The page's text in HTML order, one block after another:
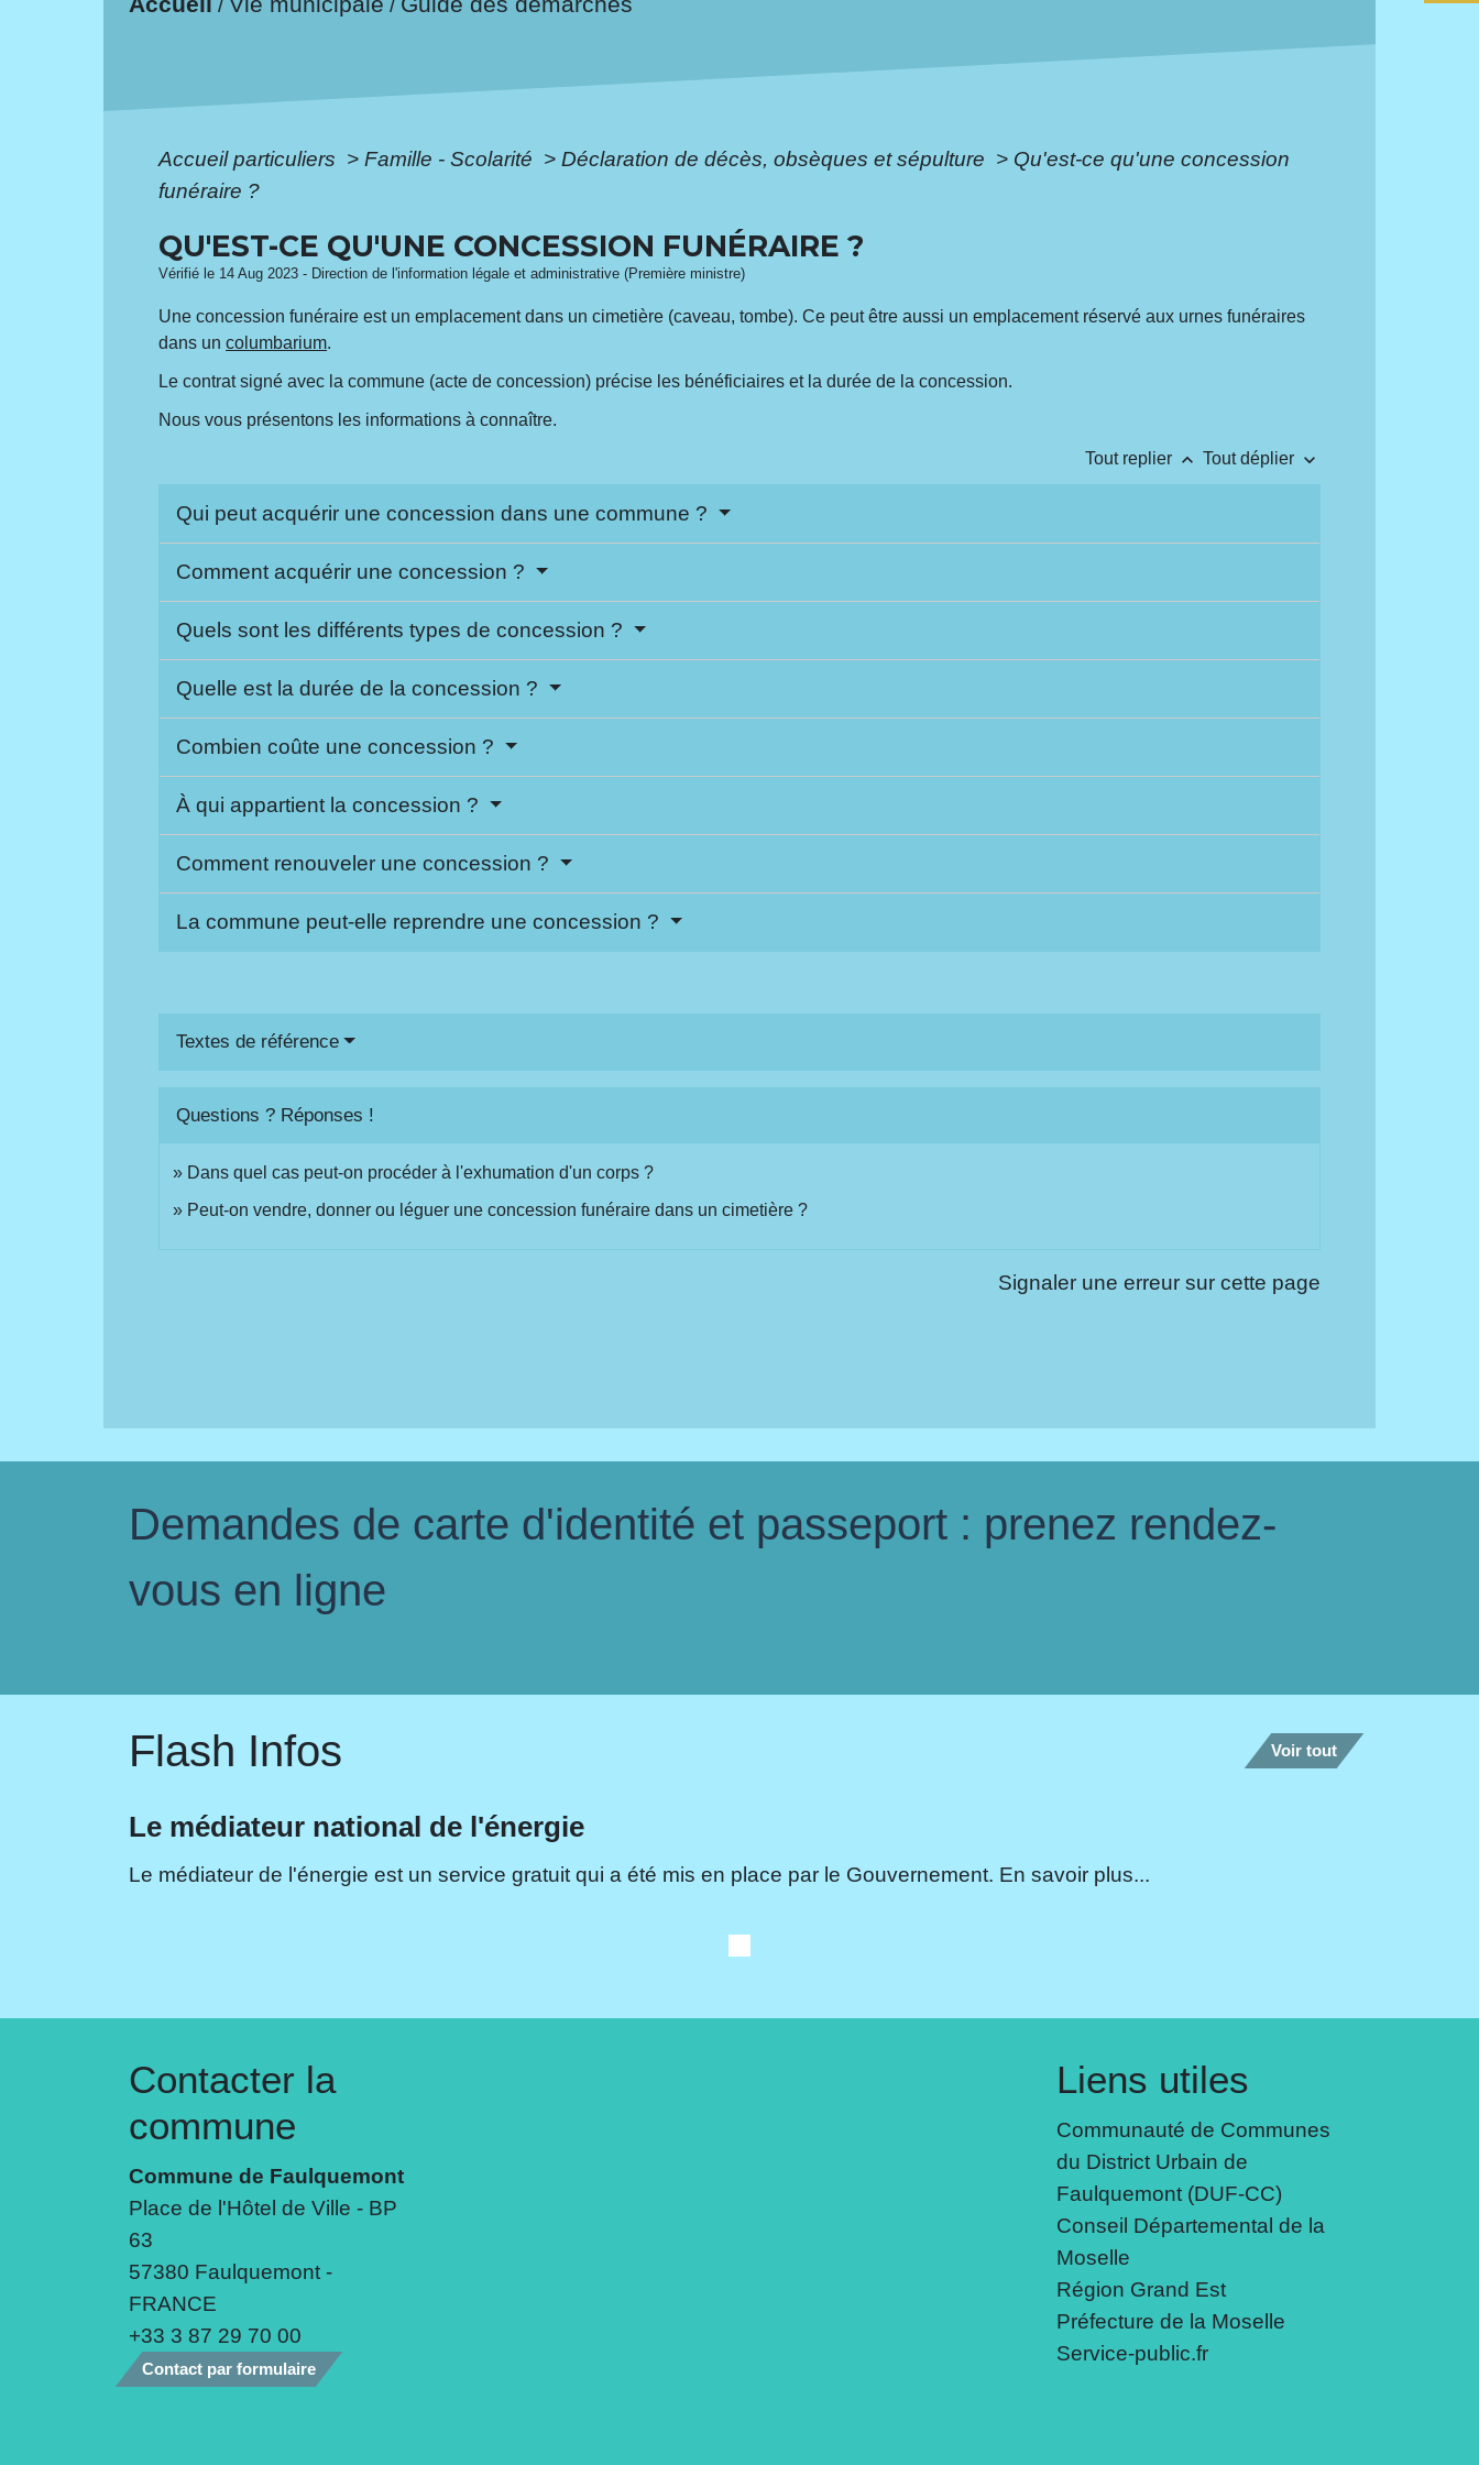
/ /
Accueil particuliers > Famille - Scolarité > Déclaration de décès, obsèques et sépulture > Qu'est-ce qu'une concession
funéraire ?
QU'EST-CE QU'UNE CONCESSION FUNÉRAIRE ?
Vérifié le 14 Aug 2023 - Direction de l'information légale et administrative (Première ministre)
Une concession funéraire est un emplacement dans un cimetière (caveau, tombe). Ce peut être aussi un emplacement réservé aux urnes funéraires
dans uncolumbarium.
Le contrat signé avec la commune (acte de concession) précise les bénéficiaires et la durée de la concession.
Nous vous présentons les informations à connaître.
Tout replier keyboard_arrow_up Tout déplier keyboard_arrow_down
Qui peut acquérir une concession dans une commune ?
Comment acquérir une concession ?
Quels sont les différents types de concession ?
Quelle est la durée de la concession ?
Combien coûte une concession ?
À qui appartient la concession ?
Comment renouveler une concession ?
La commune peut-elle reprendre une concession ?
Textes de référence
Questions ? Réponses !
Dans quel cas peut-on procéder à l'exhumation d'un corps ?
Peut-on vendre, donner ou léguer une concession funéraire dans un cimetière ?
Signaler une erreur sur cette page
Demandes de carte d'identité et passeport : prenez rendez-
vous en ligne
Flash Infos Voir tout
Le médiateur national de l'énergie
Le médiateur de l'énergie est un service gratuit qui a été mis en place par le Gouvernement. En savoir plus...
Contacter la
commune
Commune de Faulquemont
Place de l'Hôtel de Ville - BP
63
57380 Faulquemont -
FRANCE
+33 3 87 29 70 00
Contact par formulaire
Liens utiles
Communauté de Communes
du District Urbain de
Faulquemont (DUF-CC)
Conseil Départemental de la
Moselle
Région Grand Est
Préfecture de la Moselle
Service-public.fr